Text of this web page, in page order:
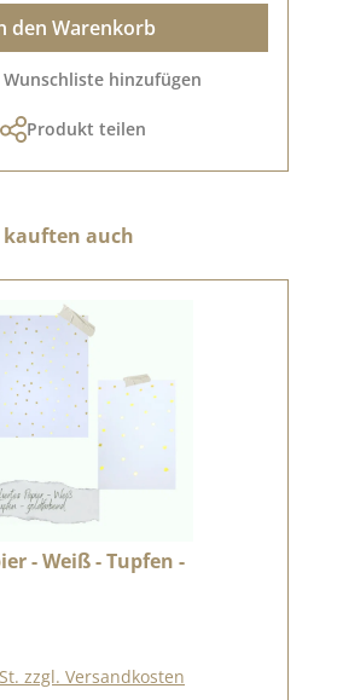
den Warenkorb
hinzufügen
Produkt teilen
kauften auch
- Weiß - Tupfen -
zzgl. Versandkosten